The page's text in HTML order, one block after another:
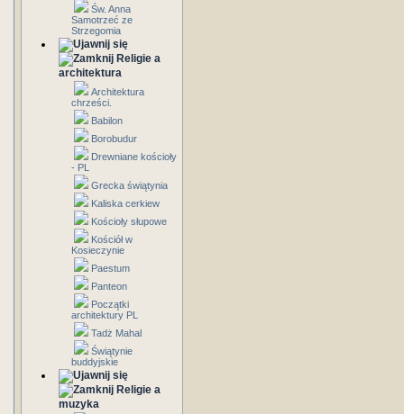
Św. Anna
Samotrzeć ze
Strzegomia
Religie a
architektura
Architektura
chrześci.
Babilon
Borobudur
Drewniane kościoły
- PL
Grecka świątynia
Kaliska cerkiew
Kościoły słupowe
Kościół w
Kosieczynie
Paestum
Panteon
Początki
architektury PL
Tadż Mahal
Świątynie
buddyjskie
Religie a
muzyka